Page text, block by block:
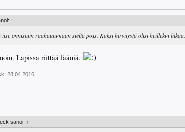
↑
itse onnistuin raahautumaan sieltä pois. Kaksi hirvitystä olisi heillekin liikaa.
Lapissa riittää lääniä.
28.04.2016
sanoi: ↑